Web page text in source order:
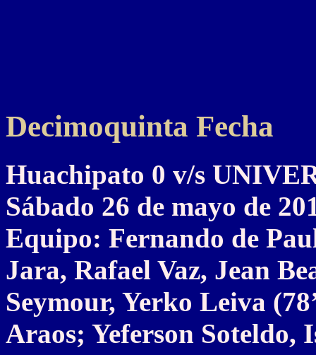
Decimoquinta Fecha
Huachipato 0 v/s
Sábado 26 de mayo de
Equipo: Fernando de
Jara, Rafael Vaz, Jean
Seymour, Yerko Leiva
Araos; Yeferson Soteldo,